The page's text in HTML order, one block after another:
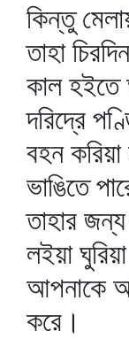
কিন্তু
তাহা
কাল হইতে
দরিদ্রে
বহন
ভাঙিতে
তাহার জন্য
লইয়া
আপনাকে
করে।